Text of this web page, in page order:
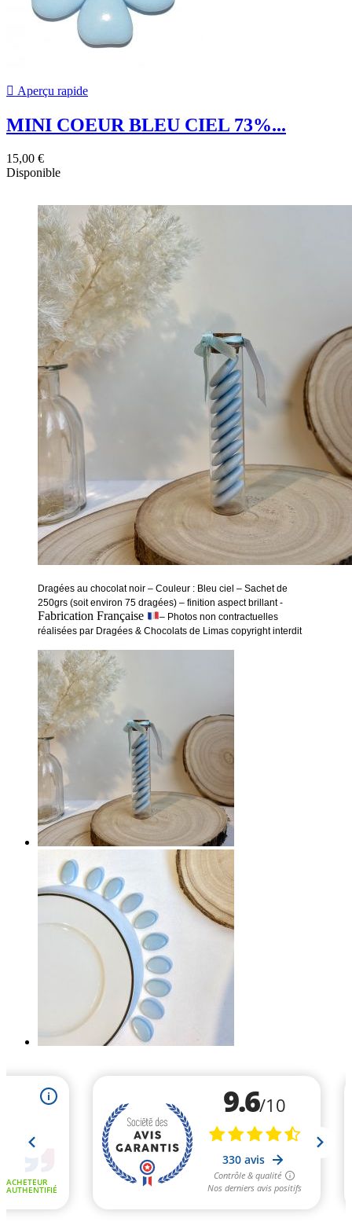
 Aperçu rapide
MINI COEUR BLEU CIEL 73%...
15,00 €
Disponible
Dragées au chocolat noir – Couleur : Bleu ciel – Sachet de
250grs (soit environ 75 dragées) – finition aspect brillant -
Fabrication Française
– Photos non contractuelles
réalisées par Dragées & Chocolats de Limas copyright interdit